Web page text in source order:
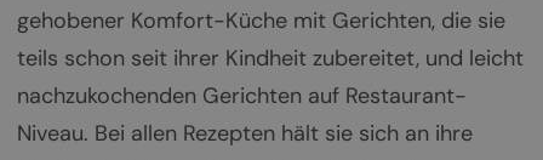
gehobener Komfort-Küche mit Gerichten, die sie
teils schon seit ihrer Kindheit zubereitet, und leicht
nachzukochenden Gerichten auf Restaurant-
Niveau. Bei allen Rezepten hält sie sich an ihre